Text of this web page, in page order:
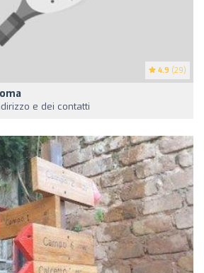
4.9 (29)
e dei contatti